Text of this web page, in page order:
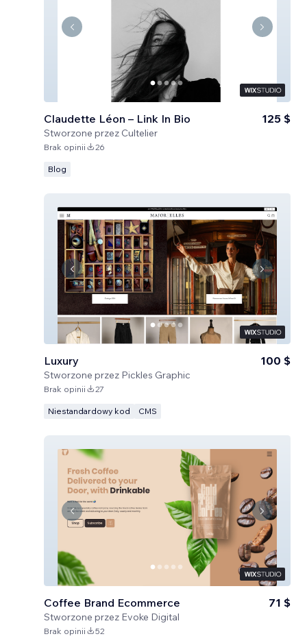
Claudette Léon – Link In Bio
Stworzone przez Cultelier
125 $
Brak opinii 26
Blog
Luxury
Stworzone przez Pickles Graphic
100 $
Brak opinii 27
Niestandardowy kod CMS
Coffee Brand Ecommerce
Stworzone przez Evoke Digital
71 $
Brak opinii 52